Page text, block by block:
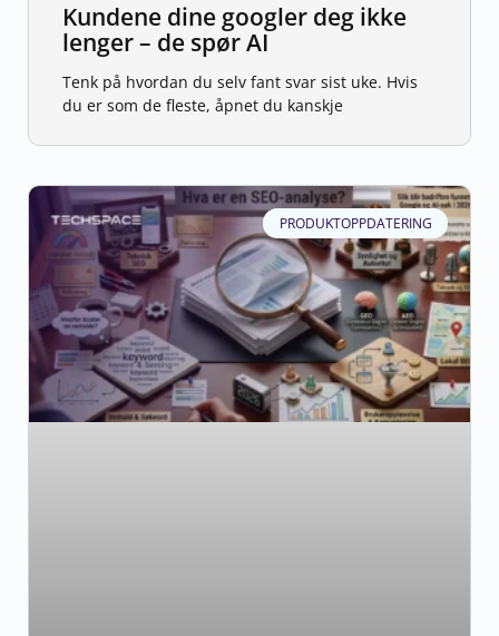
Kundene dine googler deg ikke
lenger – de spør AI
Tenk på hvordan du selv fant svar sist uke. Hvis
du er som de fleste, åpnet du kanskje
PRODUKTOPPDATERING